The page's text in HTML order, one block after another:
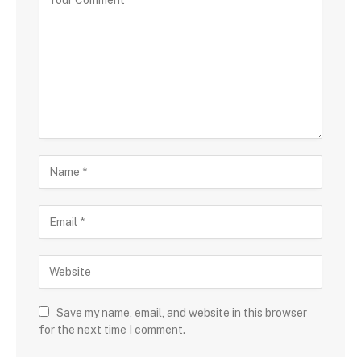
Save my name, email, and website in this browser
for the next time I comment.